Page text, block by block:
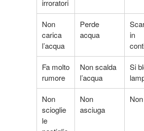
irroratori
Non
carica
l’acqua
Perde
acqua
in
Fa molto
rumore
Non scalda
l’acqua
Si
Non
scioglie
le
Non
asciuga